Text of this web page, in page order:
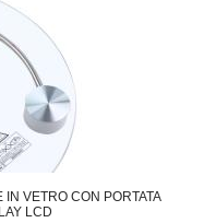
VETRO CON PORTATA
LCD